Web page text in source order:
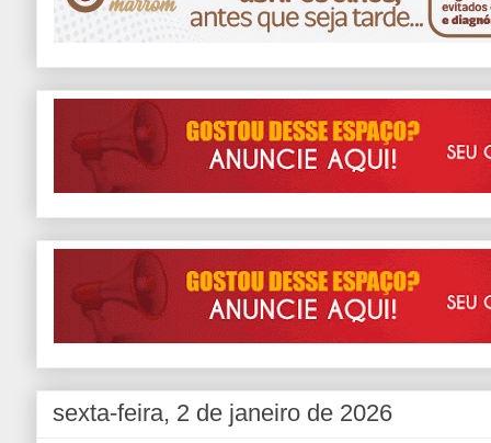
sexta-feira, 2 de janeiro de 2026